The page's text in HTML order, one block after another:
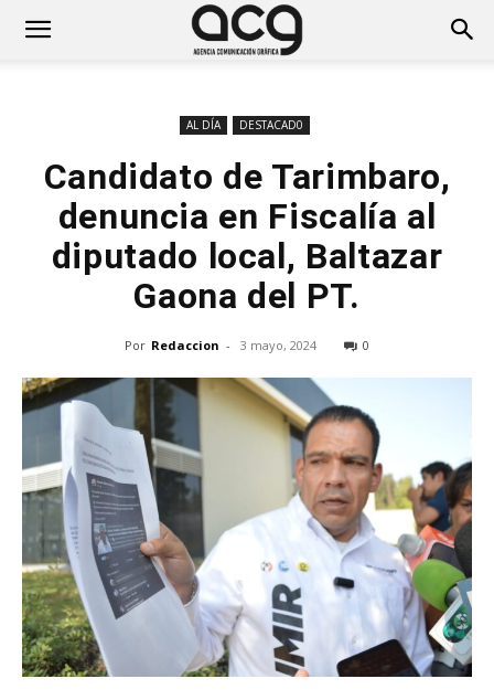
AL DÍA DESTACAD0
Candidato de Tarimbaro,
denuncia en Fiscalía al
diputado local, Baltazar
Gaona del PT.
Por Redaccion - 3 mayo, 2024 0